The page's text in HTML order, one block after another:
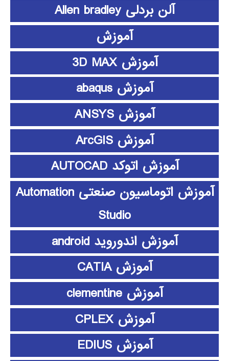
آلن بردلی Allen bradley
آموزش
آموزش 3D MAX
آموزش abaqus
آموزش ANSYS
آموزش ArcGIS
آموزش اتوکد AUTOCAD
آموزش اتوماسیون صنعتی Automation
Studio
آموزش اندوروید android
آموزش CATIA
آموزش clementine
آموزش CPLEX
آموزش EDIUS